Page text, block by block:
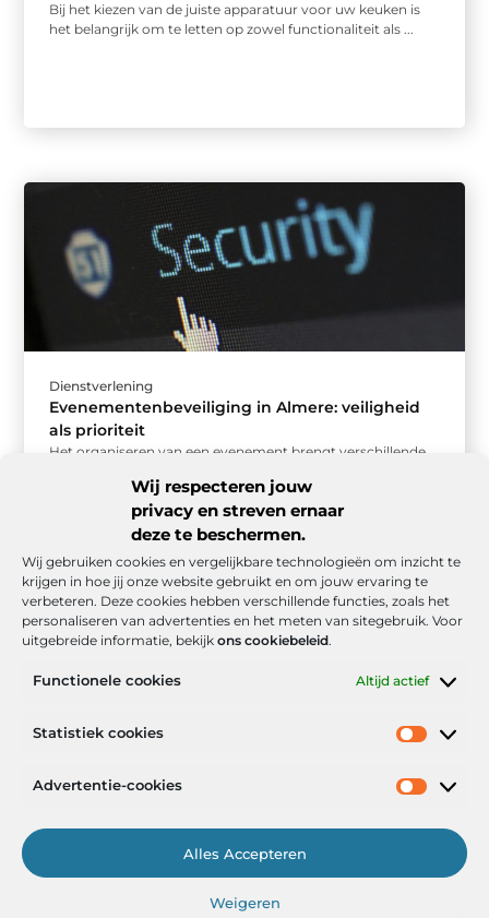
Wij respecteren jouw
privacy en streven ernaar
deze te beschermen.
Wij gebruiken cookies en vergelijkbare technologieën om inzicht te
krijgen in hoe jij onze website gebruikt en om jouw ervaring te
verbeteren. Deze cookies hebben verschillende functies, zoals het
personaliseren van advertenties en het meten van sitegebruik. Voor
uitgebreide informatie, bekijk ons cookiebeleid.
Functionele cookies Altijd actief
Statistiek cookies
Advertentie-cookies
Alles Accepteren
Weigeren
Bij het kiezen van de juiste apparatuur voor uw keuken is
het belangrijk om te letten op zowel functionaliteit als ...
Dienstverlening
Evenementenbeveiliging in Almere: veiligheid
als prioriteit
Het organiseren van een evenement brengt verschillende
veiligheid. Evenementenbeveiliging in Almere ...
Het Portaal voor Inzichten en Inspiratie
— AdviesPortal.nl verzamelt de beste blogs en artikelen om jou te
Onze informatie